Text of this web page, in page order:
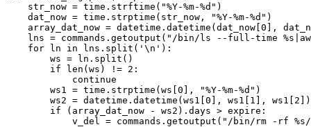
    str_now = time.strftime("%Y-%m-%d")
    dat_now = time.strptime(str_now, "%Y-%m-%d")
array_dat_now = datetime.datetime(dat_now[0],
lns = commands.getoutput("/bin/ls --full-time
    for ln in lns.split('\n'):
        ws = ln.split()
        if len(ws) != 2:
            continue
        ws1 = time.strptime(ws[0], "%Y-%m-%d")
        ws2 = datetime.datetime(ws1[0], ws1[1], ws1[2])
        if (array_dat_now - ws2).days > expire:
v_del = commands.getoutput("/bin/rm -rf